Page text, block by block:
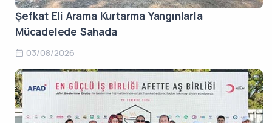
Şefkat Eli Arama Kurtarma Yangınlarla
Mücadelede Sahada
03/08/2026